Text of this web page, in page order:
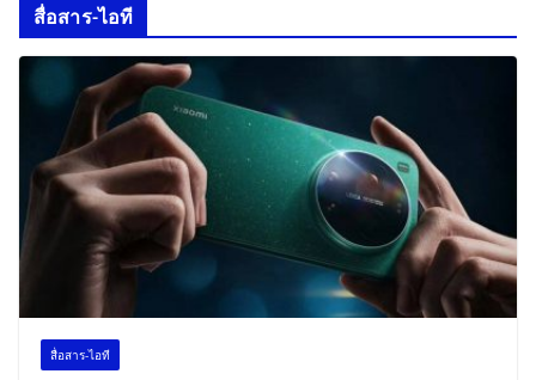
สื่อสาร-ไอที
สื่อสาร-ไอที